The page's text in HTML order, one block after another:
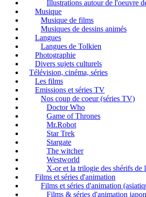
Illustrations autour de l'oeuvre
Musique
Musique de films
Musiques de dessins animés
Langues
Langues de Tolkien
Photographie
Divers sujets culturels
Télévision, cinéma, séries
Les films
Emissions et séries TV
Nos coup de coeur (séries TV)
Doctor Who
Game of Thrones
Mr.Robot
Star Trek
Stargate
The witcher
Westworld
X-or et la trilogie des shérifs de
Films et séries d'animation
Films et séries d'animation
Films & séries d'animation